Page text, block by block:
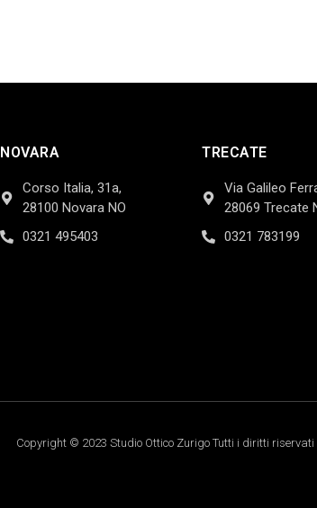
NOVARA
Corso Italia, 31a,
28100 Novara NO
0321 495403
TRECATE
Via Galileo
28069 Trecate
0321 783199
Copyright © 2023 Studio Ottico Zurigo Tutti i diritti riservati